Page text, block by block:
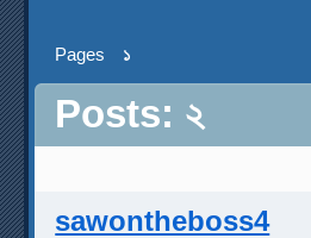
Pages ১
Posts: ২
sawontheboss4